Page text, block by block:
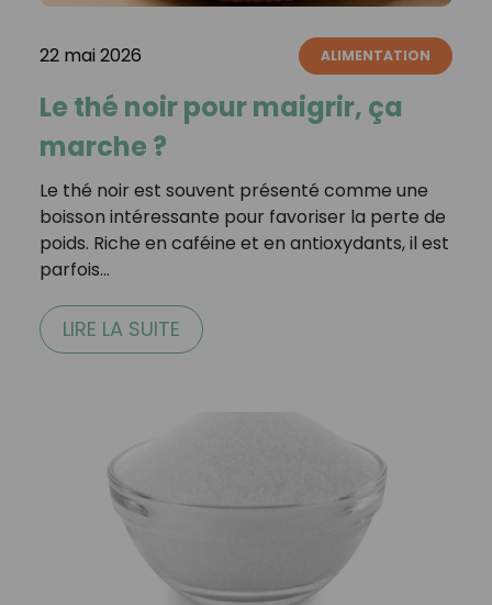
22 mai 2026 ALIMENTATION
Le thé noir pour maigrir, ça
marche ?
Le thé noir est souvent présenté comme une
boisson intéressante pour favoriser la perte de
poids. Riche en caféine et en antioxydants, il est
parfois…
LIRE LA SUITE